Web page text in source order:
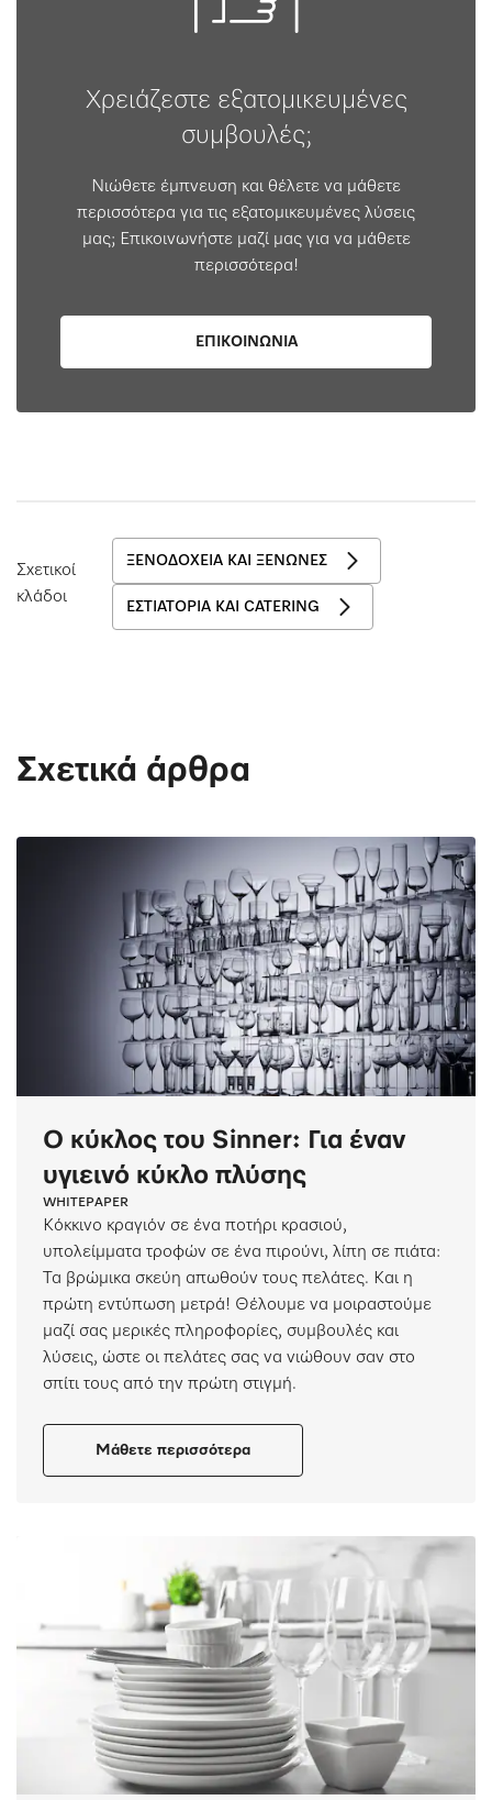
Χρειάζεστε εξατομικευμένες
συμβουλές;
Νιώθετε έμπνευση και θέλετε να μάθετε
περισσότερα για τις εξατομικευμένες λύσεις
μας; Επικοινωνήστε μαζί μας για να μάθετε
περισσότερα!
ΕΠΙΚΟΙΝΩΝΙΑ
Σχετικοί
κλάδοι
ΞΕΝΟΔΟΧΕΊΑ ΚΑΙ ΞΕΝΏΝΕΣ
ΕΣΤΙΑΤΌΡΙΑ ΚΑΙ CATERING
Σχετικά άρθρα
Ο κύκλος του Sinner: Για έναν
υγιεινό κύκλο πλύσης
WHITEPAPER
Κόκκινο κραγιόν σε ένα ποτήρι κρασιού,
υπολείμματα τροφών σε ένα πιρούνι, λίπη σε πιάτα:
Τα βρώμικα σκεύη απωθούν τους πελάτες. Και η
πρώτη εντύπωση μετρά! Θέλουμε να μοιραστούμε
μαζί σας μερικές πληροφορίες, συμβουλές και
λύσεις, ώστε οι πελάτες σας να νιώθουν σαν στο
σπίτι τους από την πρώτη στιγμή.
Μάθετε περισσότερα